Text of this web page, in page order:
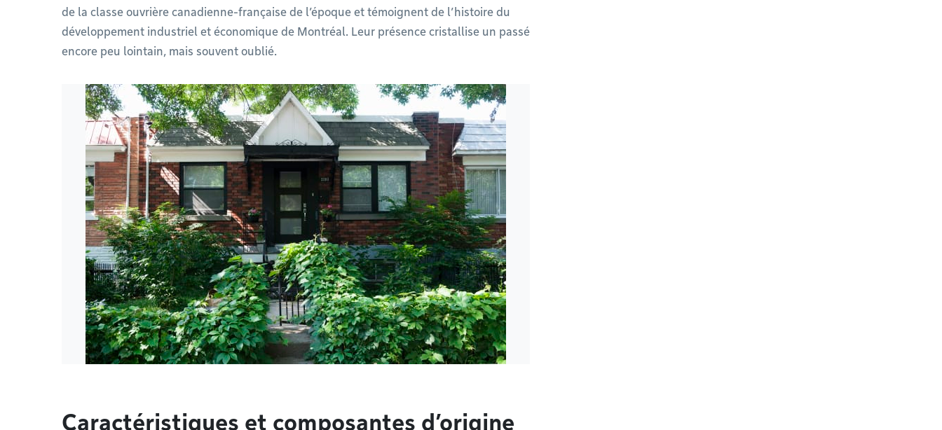
de la classe ouvrière canadienne-française de l’époque et témoignent de l’histoire du
développement industriel et économique de Montréal. Leur présence cristallise un passé
encore peu lointain, mais souvent oublié.
Caractéristiques et composantes d’origine